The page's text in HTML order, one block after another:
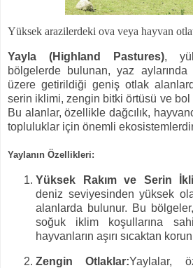
Yüksek arazilerdeki ova veya hayvan
Yayla (Highland Pastures),
bölgelerde bulunan, yaz aylarında
üzere getirildiği geniş otlak
serin iklimi, zengin bitki örtüsü ve bol
Bu alanlar, özellikle dağcılık,
topluluklar için önemli
Yaylanın Özellikleri:
Yüksek Rakım ve Serin
deniz seviyesinden yüksek
alanlarda bulunur. Bu
soğuk iklim koşullarına
hayvanların aşırı sıcaktan
Zengin Otlaklar:Yaylalar,